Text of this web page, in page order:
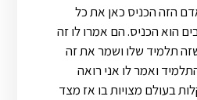
הזה הכניס כאן את כל
הוא הכניס. הם אמרו לו זה
שזה תלמיד שלו ושמר את זה
ואמר לו אני רואה
בעולם מצויות בו אז מצד